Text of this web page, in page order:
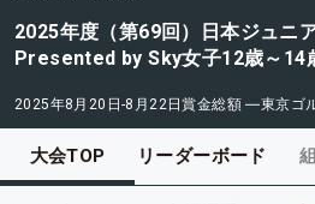
2025年度（第69回）日本ジュニ
Presented by Sky女子12歳～14
2025年8月20日-8月22日賞金総額 ―東京ゴ
大会TOP リーダーボード